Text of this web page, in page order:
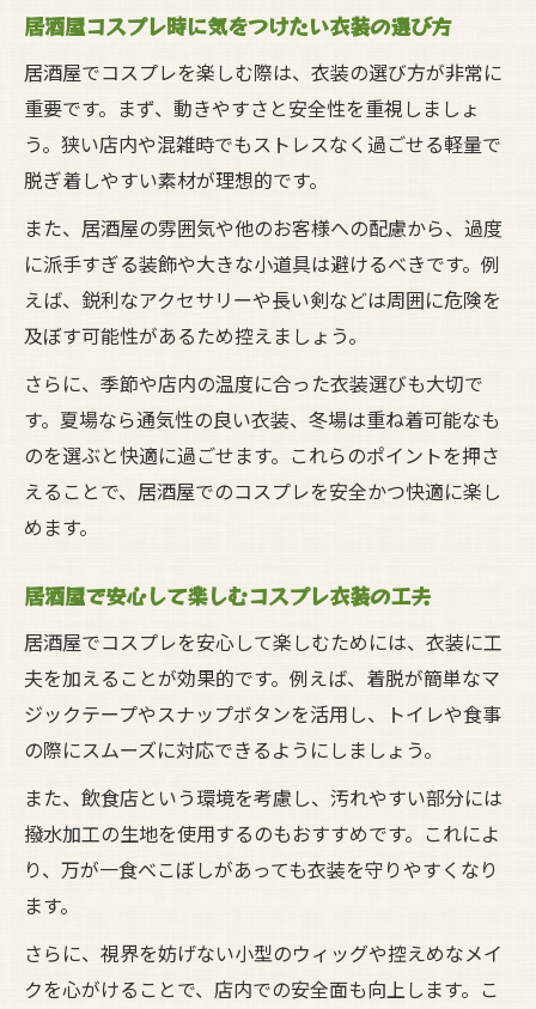
居酒屋コスプレ時に気をつけたい衣装の選び方
居酒屋でコスプレを楽しむ際は、衣装の選び方が非常に
重要です。まず、動きやすさと安全性を重視しましょ
う。狭い店内や混雑時でもストレスなく過ごせる軽量で
脱ぎ着しやすい素材が理想的です。
また、居酒屋の雰囲気や他のお客様への配慮から、過度
に派手すぎる装飾や大きな小道具は避けるべきです。例
えば、鋭利なアクセサリーや長い剣などは周囲に危険を
及ぼす可能性があるため控えましょう。
さらに、季節や店内の温度に合った衣装選びも大切で
す。夏場なら通気性の良い衣装、冬場は重ね着可能なも
のを選ぶと快適に過ごせます。これらのポイントを押さ
えることで、居酒屋でのコスプレを安全かつ快適に楽し
めます。
居酒屋で安心して楽しむコスプレ衣装の工夫
居酒屋でコスプレを安心して楽しむためには、衣装に工
夫を加えることが効果的です。例えば、着脱が簡単なマ
ジックテープやスナップボタンを活用し、トイレや食事
の際にスムーズに対応できるようにしましょう。
また、飲食店という環境を考慮し、汚れやすい部分には
撥水加工の生地を使用するのもおすすめです。これによ
り、万が一食べこぼしがあっても衣装を守りやすくなり
ます。
さらに、視界を妨げない小型のウィッグや控えめなメイ
クを心がけることで、店内での安全面も向上します。こ